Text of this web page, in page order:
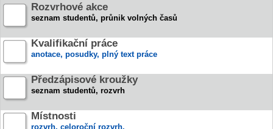
Rozvrhové akce
seznam studentů, průnik volných časů
Kvalifikační práce
anotace, posudky, plný text práce
Předzápisové kroužky
seznam studentů, rozvrh
Místnosti
rozvrh, celoroční rozvrh,